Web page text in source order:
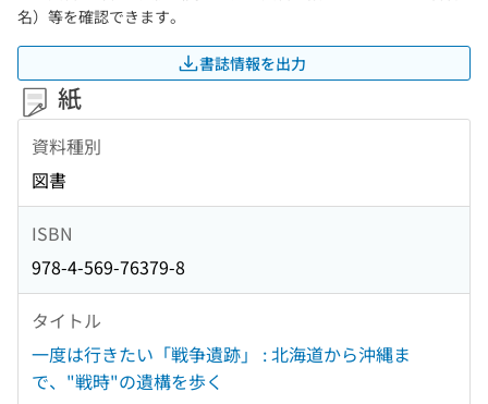
名）等を確認できます。
書誌情報を出力
紙
資料種別
図書
ISBN
978-4-569-76379-8
タイトル
一度は行きたい「戦争遺跡」 : 北海道から沖縄ま
で、"戦時"の遺構を歩く